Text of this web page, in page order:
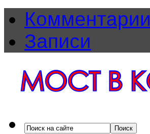
Комментарии
Записи